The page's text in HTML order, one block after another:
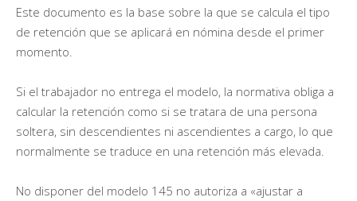
Este documento es la base sobre la que se calcula el tipo
de retención que se aplicará en nómina desde el primer
momento.
Si el trabajador no entrega el modelo, la normativa obliga a
calcular la retención como si se tratara de una persona
soltera, sin descendientes ni ascendientes a cargo, lo que
normalmente se traduce en una retención más elevada.
No disponer del modelo 145 no autoriza a «ajustar a